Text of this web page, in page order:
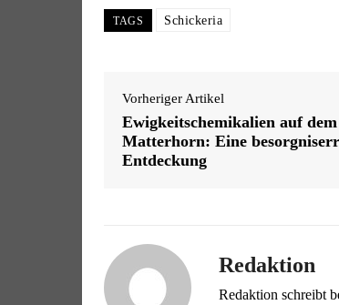
TAGS Schickeria
Vorheriger Artikel
Ewigkeitschemikalien auf dem
Matterhorn: Eine
Entdeckung
Redaktion
Redaktion schreibt